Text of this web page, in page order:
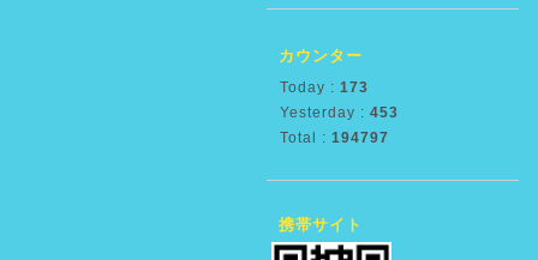
カウンター
Today : 173
Yesterday : 453
Total : 194797
携帯サイト